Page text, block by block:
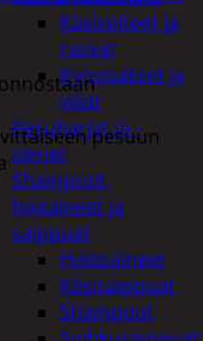
Käsivoiteet ja
rasvat
Kynsisakset ja
viilat
Pesuharjat ja -
sienet
Shampoot,
hoitaineet ja
saippuat
Hoitoaineet
Käsisaippuat
Shampoot
pesuun